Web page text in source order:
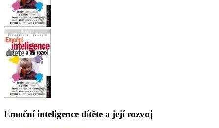
Emoční inteligence dítěte a její rozvoj